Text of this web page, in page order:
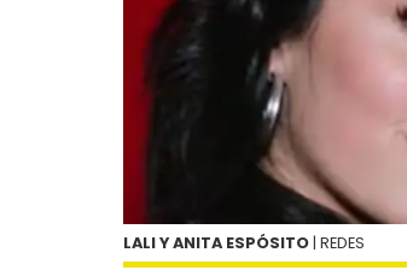
LALI Y ANITA ESPÓSITO | REDES